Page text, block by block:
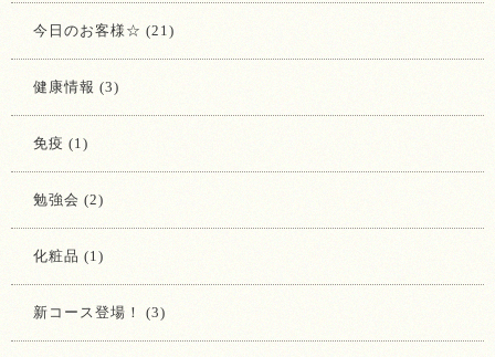
今日のお客様☆ (21)
健康情報 (3)
免疫 (1)
勉強会 (2)
化粧品 (1)
新コース登場！ (3)